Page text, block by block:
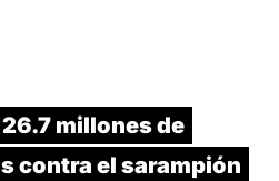
millones de
contra el sarampión